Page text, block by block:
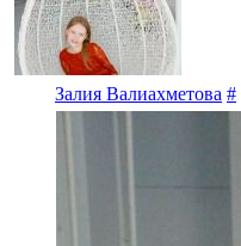
Залия Валиахметова #